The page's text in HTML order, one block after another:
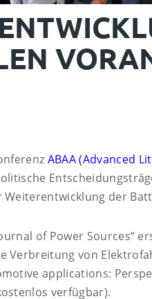
ABAA (Advanced
Weiterentwicklung der
of Power Sources“
Verbreitung von
applications:
verfügbar).